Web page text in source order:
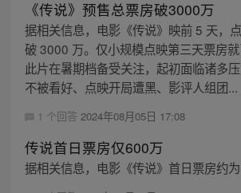
《传说》预售总票房破3000万
据相关信息，电影《传说》映前 5 天，
破 3000 万。仅小规模点映第三天票房就
此片在暑期档备受关注，起初面临诸多
不被看好、点映开局遭黑、影评人组团...
1 个回答 2024年08月05日 17:08
传说首日票房仅600万
据相关信息，电影《传说》首日票房约为